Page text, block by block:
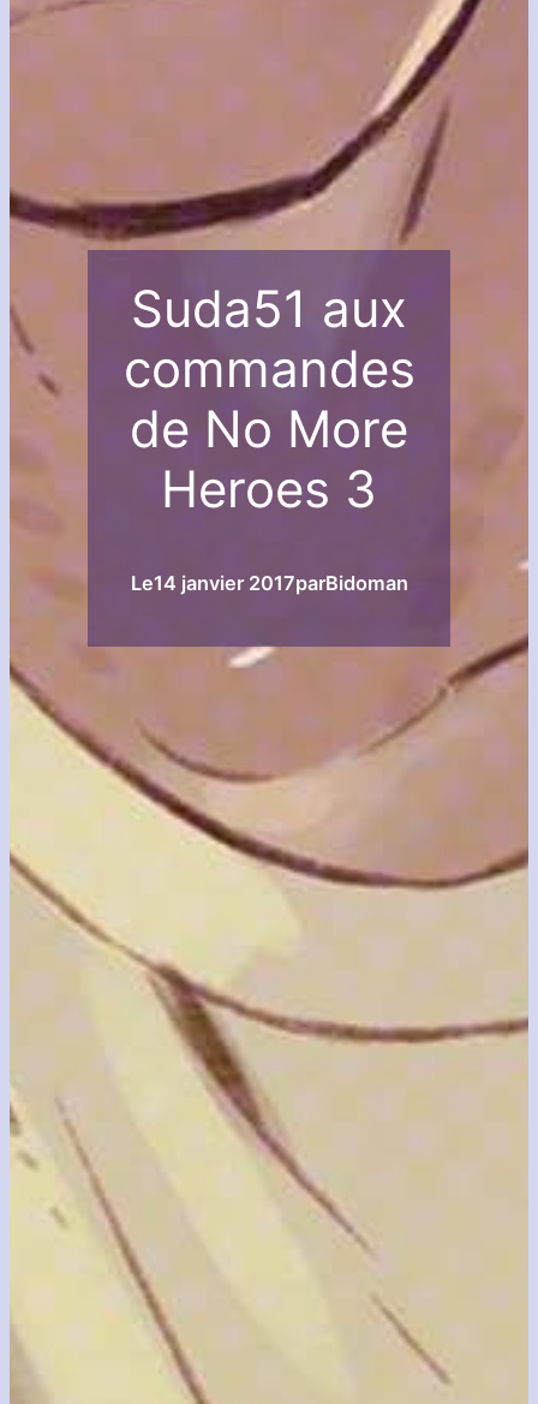
Suda51 aux
commandes
de No More
Heroes 3
Le14 janvier 2017parBidoman